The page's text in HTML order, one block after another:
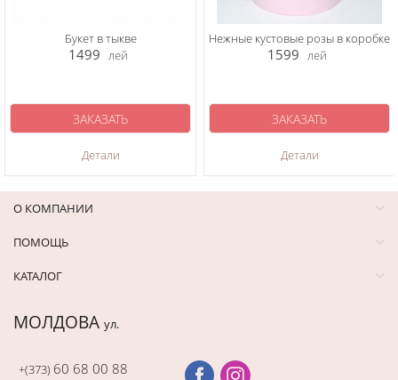
Букет в тыкве
1499 лей
Детали
ЗАКАЗАТЬ
Нежные кустовые розы в коробке
1599 лей
Детали
ЗАКАЗАТЬ
О КОМПАНИИ
ПОМОЩЬ
КАТАЛОГ
МОЛДОВА ул.
+(373) 60 68 00 88